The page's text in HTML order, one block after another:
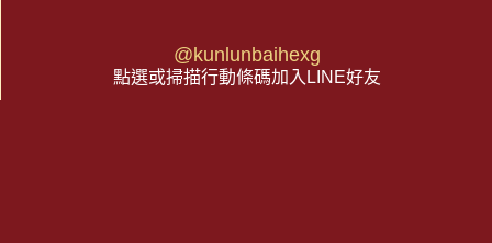
@kunlunbaihexg
點選或掃描行動條碼加入LINE好友